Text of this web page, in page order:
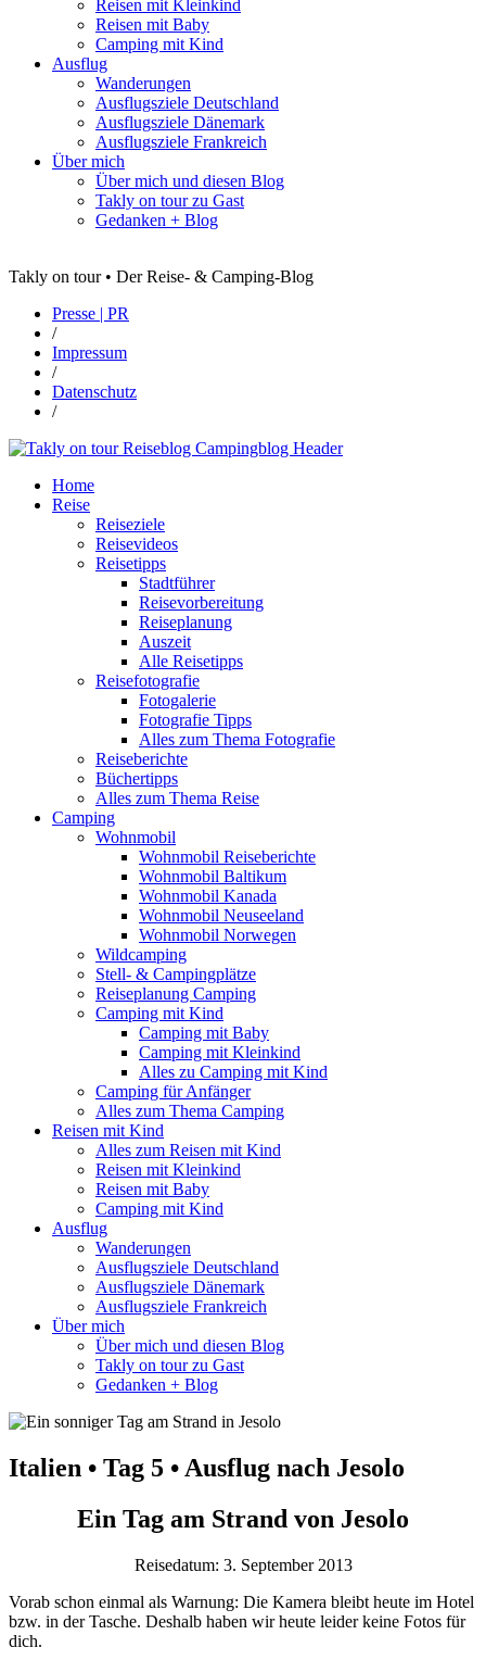
Reisen mit Kleinkind
Reisen mit Baby
Camping mit Kind
Ausflug
Wanderungen
Ausflugsziele Deutschland
Ausflugsziele Dänemark
Ausflugsziele Frankreich
Über mich
Über mich und diesen Blog
Takly on tour zu Gast
Gedanken + Blog
Takly on tour • Der Reise- & Camping-Blog
Presse | PR
/
Impressum
/
Datenschutz
/
Home
Reise
Reiseziele
Reisevideos
Reisetipps
Stadtführer
Reisevorbereitung
Reiseplanung
Auszeit
Alle Reisetipps
Reisefotografie
Fotogalerie
Fotografie Tipps
Alles zum Thema Fotografie
Reiseberichte
Büchertipps
Alles zum Thema Reise
Camping
Wohnmobil
Wohnmobil Reiseberichte
Wohnmobil Baltikum
Wohnmobil Kanada
Wohnmobil Neuseeland
Wohnmobil Norwegen
Wildcamping
Stell- & Campingplätze
Reiseplanung Camping
Camping mit Kind
Camping mit Baby
Camping mit Kleinkind
Alles zu Camping mit Kind
Camping für Anfänger
Alles zum Thema Camping
Reisen mit Kind
Alles zum Reisen mit Kind
Reisen mit Kleinkind
Reisen mit Baby
Camping mit Kind
Ausflug
Wanderungen
Ausflugsziele Deutschland
Ausflugsziele Dänemark
Ausflugsziele Frankreich
Über mich
Über mich und diesen Blog
Takly on tour zu Gast
Gedanken + Blog
Italien • Tag 5 • Ausflug nach Jesolo
Ein Tag am Strand von Jesolo
Reisedatum: 3. September 2013
Vorab schon einmal als Warnung: Die Kamera bleibt heute im Hotel
bzw. in der Tasche. Deshalb haben wir heute leider keine Fotos für
dich.